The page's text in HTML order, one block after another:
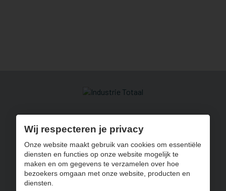
Pathoekeweg 25 G
8000 Brugge
050 32 14 22
info@traen-industries.be
BE 0739.687.851
Wij respecteren je privacy
Onze website maakt gebruik van cookies om essentiële
diensten en functies op onze website mogelijk te
maken en om gegevens te verzamelen over hoe
bezoekers omgaan met onze website, producten en
diensten.